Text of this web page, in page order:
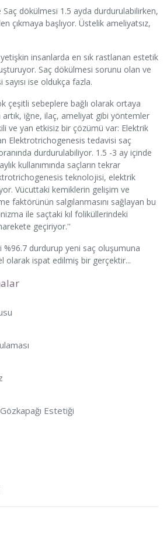
dökülmesi 1.5 ayda durdurulabilirken,
çıkmaya başlıyor. Üstelik ameliyatsız,
insanlarda en sık rastlanan estetik
Saç dökülmesi sorunu olan ve
ise oldukça fazla.
çeşitli sebeplere bağlı olarak ortaya
artık, iğne, ilaç, ameliyat gibi yöntemler
ve yan etkisiz bir çözümü var: Elektrik
Elektrotrichogenesis tedavisi saç
durdurulabiliyor. 1.5 -3 ay içinde
kullanımında saçların tekrar
teknolojisi, elektrik
Vücuttaki kemiklerin gelişim ve
faktörünün salgılanmasını sağlayan bu
ile saçtaki kıl foliküllerindeki
geçiriyor.''
durdurup yeni saç oluşumuna
olarak ispat edilmiş bir gerçektir...
Estetiği